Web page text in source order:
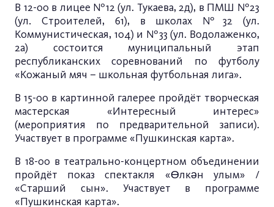
В 12-00 в лицее №12 (ул. Тукаева, 2д), в ПМШ №23
(ул. Строителей, 61), в школах №32 (ул.
Коммунистическая, 104) и №33 (ул. Водолаженко,
2а) состоится муниципальный этап
республиканских соревнований по футболу
«Кожаный мяч – школьная футбольная лига».
В 15-00 в картинной галерее пройдёт творческая
мастерская «Интересный интерес»
(мероприятия по предварительной записи).
Участвует в программе «Пушкинская карта».
В 18-00 в театрально-концертном объединении
пройдёт показ спектакля «Өлкән улым» /
«Старший сын». Участвует в программе
«Пушкинская карта».